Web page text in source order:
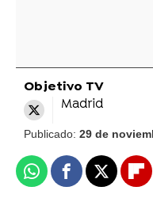
Objetivo TV
Madrid
Publicado: 29 de
WhatsappFacebook
X